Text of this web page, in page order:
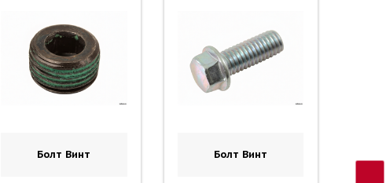
Болт Винт Болт Винт